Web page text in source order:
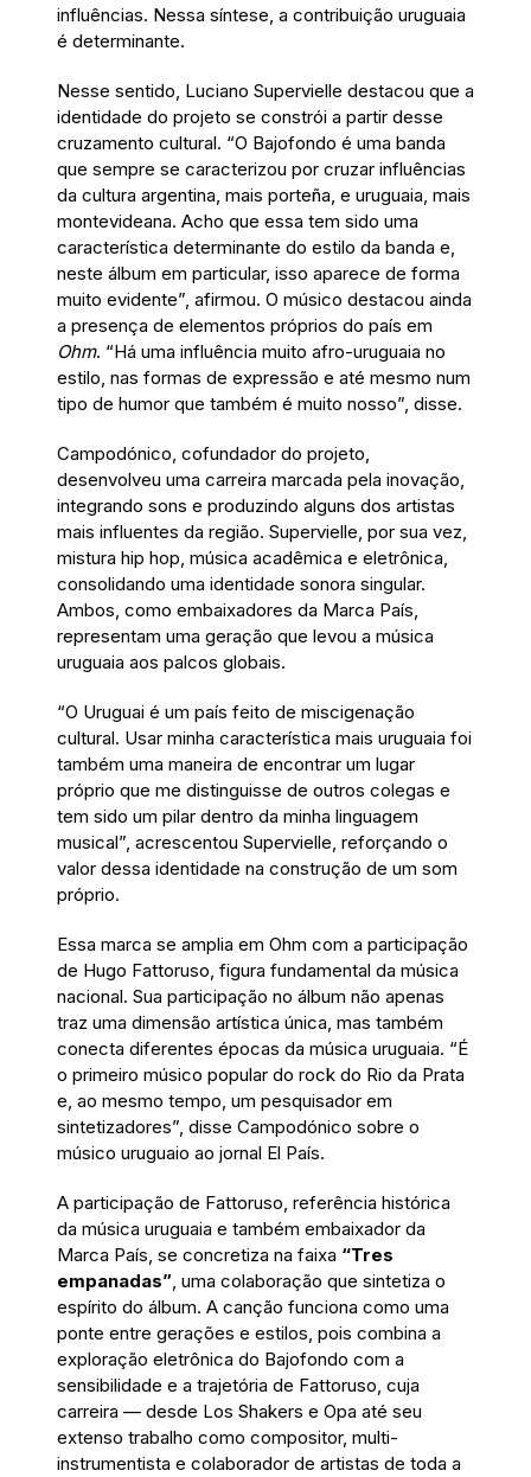
influências. Nessa síntese, a contribuição uruguaia
é determinante.
Nesse sentido, Luciano Supervielle destacou que a
identidade do projeto se constrói a partir desse
cruzamento cultural. “O Bajofondo é uma banda
que sempre se caracterizou por cruzar influências
da cultura argentina, mais porteña, e uruguaia, mais
montevideana. Acho que essa tem sido uma
característica determinante do estilo da banda e,
neste álbum em particular, isso aparece de forma
muito evidente”, afirmou. O músico destacou ainda
a presença de elementos próprios do país em
Ohm. “Há uma influência muito afro-uruguaia no
estilo, nas formas de expressão e até mesmo num
tipo de humor que também é muito nosso”, disse.
Campodónico, cofundador do projeto,
desenvolveu uma carreira marcada pela inovação,
integrando sons e produzindo alguns dos artistas
mais influentes da região. Supervielle, por sua vez,
mistura hip hop, música acadêmica e eletrônica,
consolidando uma identidade sonora singular.
Ambos, como embaixadores da Marca País,
representam uma geração que levou a música
uruguaia aos palcos globais.
“O Uruguai é um país feito de miscigenação
cultural. Usar minha característica mais uruguaia foi
também uma maneira de encontrar um lugar
próprio que me distinguisse de outros colegas e
tem sido um pilar dentro da minha linguagem
musical”, acrescentou Supervielle, reforçando o
valor dessa identidade na construção de um som
próprio.
Essa marca se amplia em Ohm com a participação
de Hugo Fattoruso, figura fundamental da música
nacional. Sua participação no álbum não apenas
traz uma dimensão artística única, mas também
conecta diferentes épocas da música uruguaia. “É
o primeiro músico popular do rock do Rio da Prata
e, ao mesmo tempo, um pesquisador em
sintetizadores”, disse Campodónico sobre o
músico uruguaio ao jornal El País.
A participação de Fattoruso, referência histórica
da música uruguaia e também embaixador da
Marca País, se concretiza na faixa “Tres
empanadas”, uma colaboração que sintetiza o
espírito do álbum. A canção funciona como uma
ponte entre gerações e estilos, pois combina a
exploração eletrônica do Bajofondo com a
sensibilidade e a trajetória de Fattoruso, cuja
carreira — desde Los Shakers e Opa até seu
extenso trabalho como compositor, multi-
instrumentista e colaborador de artistas de toda a